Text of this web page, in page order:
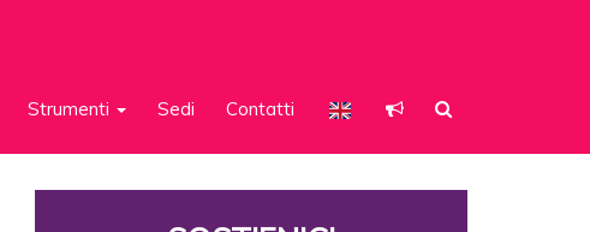
Strumenti Sedi Contatti